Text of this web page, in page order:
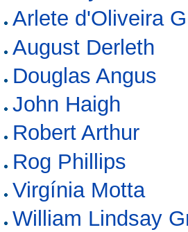
Arlete d'Oliveira
August Derleth
Douglas Angus
John Haigh
Robert Arthur
Rog Phillips
Virgínia Motta
William Lindsay